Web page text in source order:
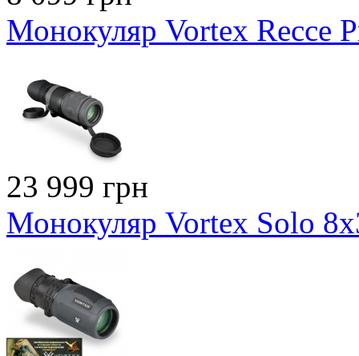
Монокуляр Vortex Recce
23 999 грн
Монокуляр Vortex Solo